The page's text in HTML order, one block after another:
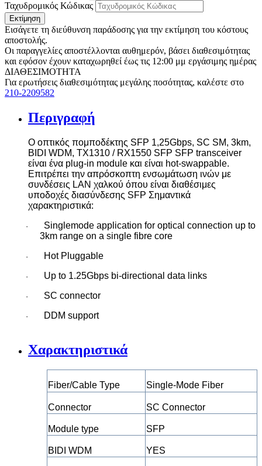
Ταχυδρομικός Κώδικας
Εκτίμηση
Εισάγετε τη διεύθυνση παράδοσης για την εκτίμηση του κόστους
αποστολής.
Οι παραγγελίες αποστέλλονται αυθημερόν, βάσει διαθεσιμότητας
και εφόσον έχουν καταχωρηθεί έως τις 12:00 μμ εργάσιμης ημέρας
ΔΙΑΘΕΣΙΜΟΤΗΤΑ
Για ερωτήσεις διαθεσιμότητας μεγάλης ποσότητας, καλέστε στο
210-2209582
Περιγραφή
Ο οπτικός πομποδέκτης SFP 1,25Gbps, SC SM, 3km,
BIDI WDM, TX1310 / RX1550 SFP SFP transceiver
είναι ένα plug-in module και είναι hot-swappable.
Επιτρέπει την απρόσκοπτη ενσωμάτωση ινών με
συνδέσεις LAN χαλκού όπου είναι διαθέσιμες
υποδοχές διασύνδεσης SFP Σημαντικά
χαρακτηριστικά:
·
Singlemode application for optical connection up to
3km range on a single fibre core
· Hot Pluggable
· Up to 1.25Gbps bi-directional data links
· SC connector
· DDM support
Χαρακτηριστικά
Fiber/Cable Type Single-Mode Fiber
Connector SC Connector
Module type SFP
BIDI WDM YES